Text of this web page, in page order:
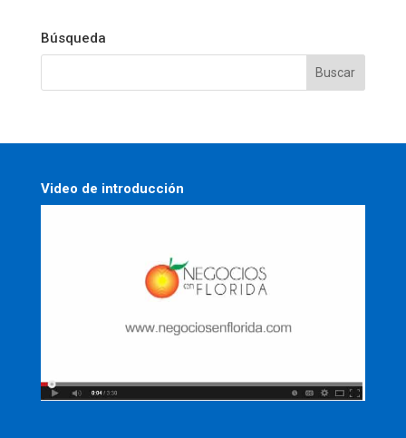
Búsqueda
Video de introducción